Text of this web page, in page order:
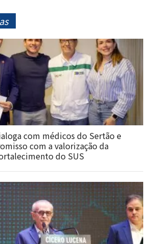
com médicos do Sertão e
com a valorização da
do SUS